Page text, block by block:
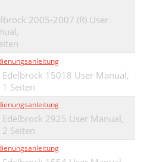
2005-2007 (R) User
Edelbrock 15018 User Manual,
1 Seiten
Edelbrock 2925 User Manual,
2 Seiten